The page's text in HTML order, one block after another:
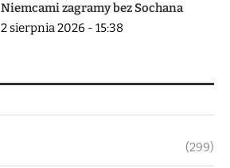
Niemcami zagramy bez Sochana
2 sierpnia 2026 - 15:38
(299)